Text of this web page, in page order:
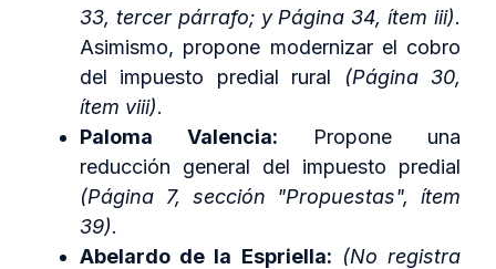
33, tercer párrafo; y Página 34, ítem iii).
Asimismo, propone modernizar el cobro
del impuesto predial rural
(Página 30,
ítem viii).
Paloma Valencia: Propone una
reducción general del impuesto predial
(Página 7, sección "Propuestas", ítem
39).
Abelardo de la Espriella: (No registra